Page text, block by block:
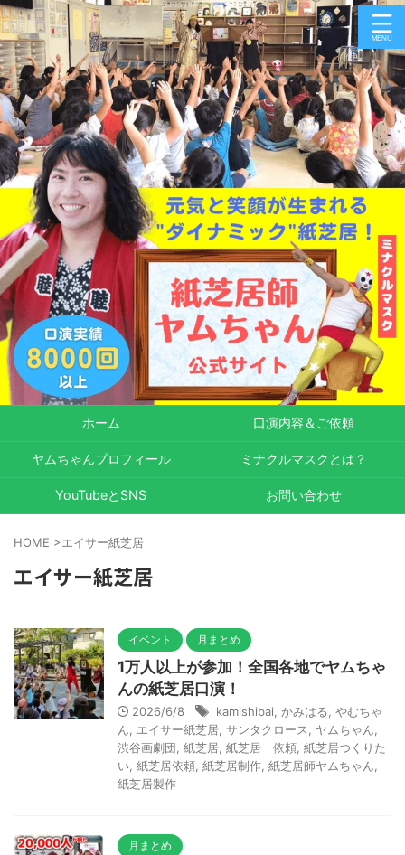
ホーム 口演内容＆ご依頼
ヤムちゃんプロフィール ミナクルマスクとは？
YouTubeとSNS お問い合わせ
HOME >エイサー紙芝居
エイサー紙芝居
イベント 月まとめ
1万人以上が参加！全国各地でヤムちゃ
んの紙芝居口演！
2026/6/8 kamishibai かみはる やむちゃ
ん
エイサー紙芝居 サンタクロース ヤムちゃん
渋谷画劇団 紙芝居 紙芝居 依頼 紙芝居つくりた
い 紙芝居依頼 紙芝居制作 紙芝居師ヤムちゃん
紙芝居製作
月まとめ